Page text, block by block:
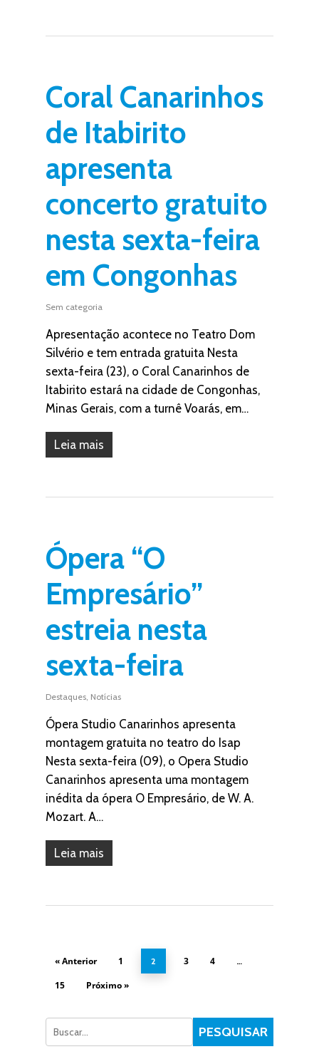
Coral Canarinhos
de Itabirito
apresenta
concerto gratuito
nesta sexta-feira
em Congonhas
Sem categoria
Apresentação acontece no Teatro Dom
Silvério e tem entrada gratuita Nesta
sexta-feira (23), o Coral Canarinhos de
Itabirito estará na cidade de Congonhas,
Minas Gerais, com a turnê Voarás, em…
Leia mais
Ópera “O
Empresário”
estreia nesta
sexta-feira
Destaques, Notícias
Ópera Studio Canarinhos apresenta
montagem gratuita no teatro do Isap
Nesta sexta-feira (09), o Opera Studio
Canarinhos apresenta uma montagem
inédita da ópera O Empresário, de W. A.
Mozart. A…
Leia mais
« Anterior 1 2 3 4 …
15 Próximo »
Pesquisar PESQUISAR